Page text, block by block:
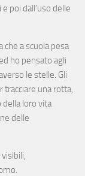
poi dall’uso delle
che a scuola pesa
ho pensato agli
le stelle. Gli
tracciare una rotta,
loro vita
delle